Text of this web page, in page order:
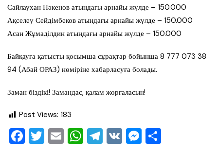
Сайлаухан Нәкенов атындағы арнайы жүлде – 150.000
Ақселеу Сейдімбеков атындағы арнайы жүлде – 150.000
Асан Жұмаділдин атындағы арнайы жүлде – 150.000
Байқауға қатысты қосымша сұрақтар бойынша 8 777 073 38
94 (Абай ОРАЗ) нөміріне хабарласуға болады.
Заман біздікі! Замандас, қалам жорғаласын!
Post Views: 183
F T E W T V M